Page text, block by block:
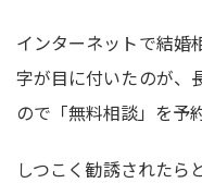
インターネットで結婚
字が目に付いたのが、
ので「無料相談」を予
しつこく勧誘されたら